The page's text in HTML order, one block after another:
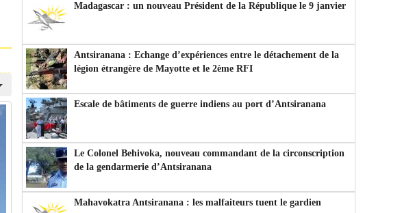
Madagascar : un nouveau Président de la République le 9 janvier
Antsiranana : Echange d’expériences entre le détachement de la
légion étrangère de Mayotte et le 2ème RFI
Escale de bâtiments de guerre indiens au port d’Antsiranana
Le Colonel Behivoka, nouveau commandant de la circonscription
de la gendarmerie d’Antsiranana
Mahavokatra Antsiranana : les malfaiteurs tuent le gardien